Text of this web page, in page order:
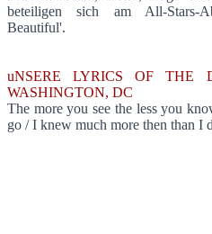
beteiligen sich am All-Stars-
Beautiful'.
uNSERE LYRICS OF
WASHINGTON, DC
The more you see the less you
go / I knew much more then than I